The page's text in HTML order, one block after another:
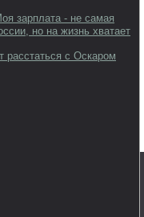
зарплата - не самая
но на жизнь хватает
расстаться с Оскаром